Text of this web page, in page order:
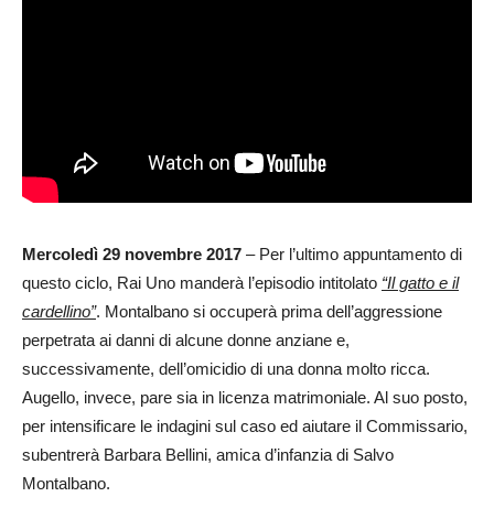
Mercoledì 29 novembre 2017 – Per l’ultimo appuntamento di
questo ciclo, Rai Uno manderà l’episodio intitolato “Il gatto e il
cardellino”. Montalbano si occuperà prima dell’aggressione
perpetrata ai danni di alcune donne anziane e,
successivamente, dell’omicidio di una donna molto ricca.
Augello, invece, pare sia in licenza matrimoniale. Al suo posto,
per intensificare le indagini sul caso ed aiutare il Commissario,
subentrerà Barbara Bellini, amica d’infanzia di Salvo
Montalbano.